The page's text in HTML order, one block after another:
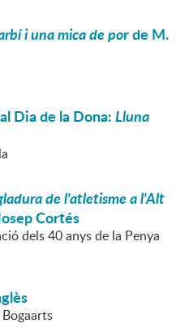
i una mica de por de M.
Dia de la Dona:Lluna
de l'atletisme a l'Alt
Cortés
dels 40 anys de la Penya